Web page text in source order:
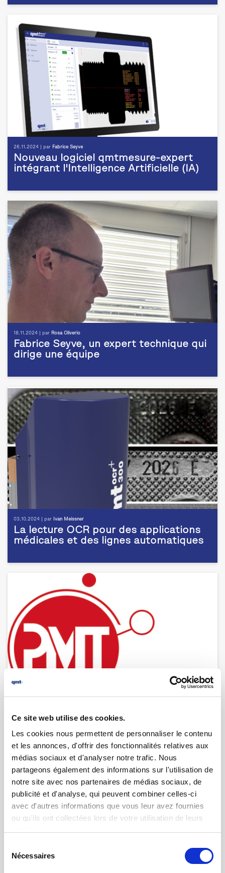
Ce site web utilise des cookies.
Les cookies nous permettent de personnaliser le contenu
et les annonces, d'offrir des fonctionnalités relatives aux
médias sociaux et d'analyser notre trafic. Nous
partageons également des informations sur l'utilisation de
notre site avec nos partenaires de médias sociaux, de
publicité et d'analyse, qui peuvent combiner celles-ci
avec d'autres informations que vous leur avez fournies
ou qu'ils ont collectées lors de votre utilisation de leurs
Nécessaires
26.11.2024 | par Fabrice Seyve
Nouveau logiciel qmtmesure-expert
intégrant l'Intelligence Artificielle (IA)
18.11.2024 | par Rosa Oliverio
Fabrice Seyve, un expert technique qui
dirige une équipe
03.10.2024 | par Ivan Meissner
La lecture OCR pour des applications
médicales et des lignes automatiques
qmt devient membre du Pôle